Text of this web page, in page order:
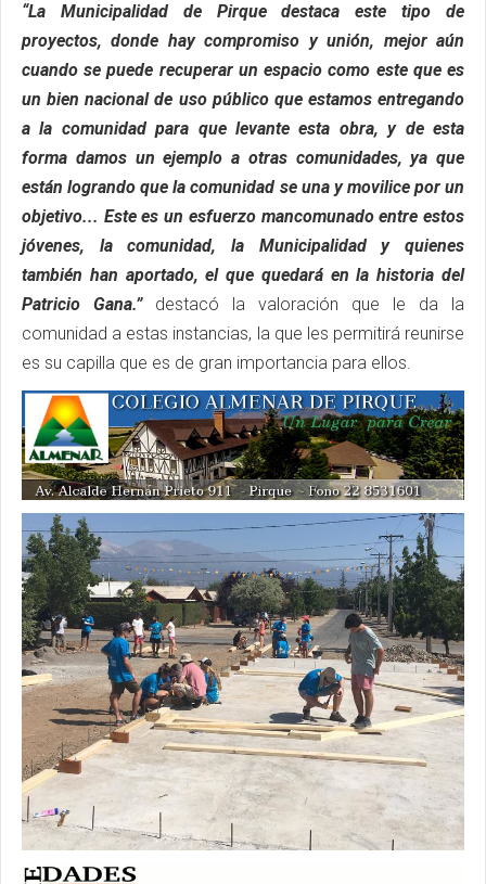
“La Municipalidad de Pirque destaca este tipo de
proyectos, donde hay compromiso y unión, mejor aún
cuando se puede recuperar un espacio como este que es
un bien nacional de uso público que estamos entregando
a la comunidad para que levante esta obra, y de esta
forma damos un ejemplo a otras comunidades, ya que
están logrando que la comunidad se una y movilice por un
objetivo... Este es un esfuerzo mancomunado entre estos
jóvenes, la comunidad, la Municipalidad y quienes
también han aportado, el que quedará en la historia del
Patricio Gana.”destacó la valoración que le da la
comunidad a estas instancias, la que les permitirá reunirse
es su capilla que es de gran importancia para ellos.